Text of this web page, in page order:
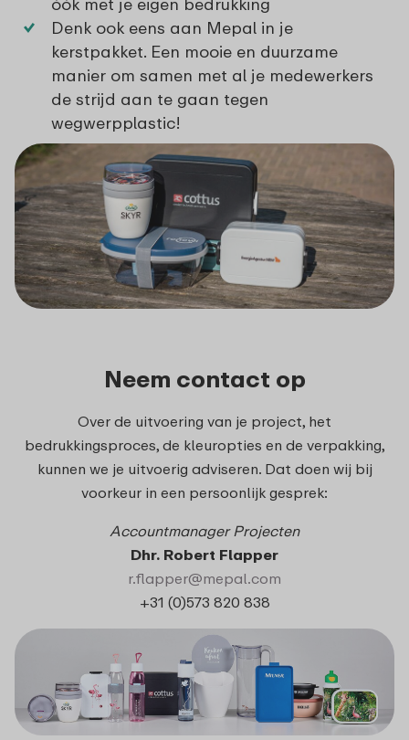
Denk ook eens aan Mepal in je
kerstpakket. Een mooie en duurzame
manier om samen met al je medewerkers
de strijd aan te gaan tegen
wegwerpplastic!
Neem contact op
Over de uitvoering van je project, het
bedrukkingsproces, de kleuropties en de verpakking,
kunnen we je uitvoerig adviseren. Dat doen wij bij
voorkeur in een persoonlijk gesprek:
Accountmanager Projecten
Dhr. Robert Flapper
r.flapper@mepal.com
+31 (0)573 820 838